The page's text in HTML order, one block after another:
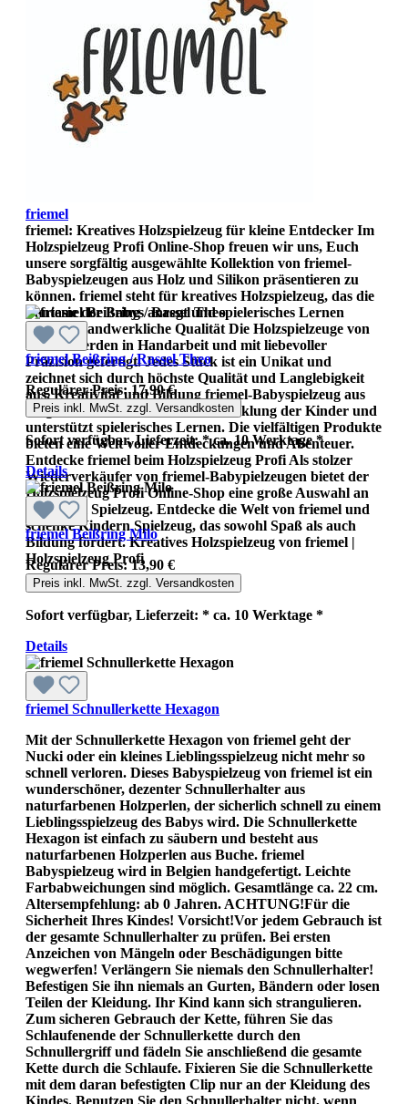
friemel
friemel: Kreatives Holzspielzeug für kleine Entdecker Im
Holzspielzeug Profi Online-Shop freuen wir uns, Euch
unsere sorgfältig ausgewählte Kollektion von friemel-
Babyspielzeugen aus Holz und Silikon präsentieren zu
können. friemel steht für kreatives Holzspielzeug, das die
Fantasie der Babys anregt und spielerisches Lernen
fördert. Handwerkliche Qualität Die Holzspielzeuge von
friemel werden in Handarbeit und mit liebevoller
Präzision gefertigt. Jedes Stück ist ein Unikat und
zeichnet sich durch höchste Qualität und Langlebigkeit
aus. Kreativität und Bildung friemel-Babyspielzeug aus
Belgien fördert die kreative Entwicklung der Kinder und
unterstützt spielerisches Lernen. Die vielfältigen Produkte
bieten eine Welt voller Entdeckungen und Abenteuer.
Entdecke friemel beim Holzspielzeug Profi Als stolzer
Wiederverkäufer von friemel-Babypielzeugen bietet der
Holzspielzeug Profi Online-Shop eine große Auswahl an
kreativem Spielzeug. Entdecke die Welt von friemel und
schenke Kindern Spielzeug, das sowohl Spaß als auch
Bildung fördert. Kreatives Holzspielzeug von friemel |
Holzspielzeug Profi
friemel Beißring / Rassel Theo
Regulärer Preis:17,90 €
Preis inkl. MwSt. zzgl. Versandkosten
Sofort verfügbar, Lieferzeit: * ca. 10 Werktage *
Details
friemel Beißring Milo
Regulärer Preis:13,90 €
Preis inkl. MwSt. zzgl. Versandkosten
Sofort verfügbar, Lieferzeit: * ca. 10 Werktage *
Details
friemel Schnullerkette Hexagon
Mit der Schnullerkette Hexagon von friemel geht der
Nucki oder ein kleines Lieblingsspielzeug nicht mehr so
schnell verloren. Dieses Babyspielzeug von friemel ist ein
wunderschöner, dezenter Schnullerhalter aus
naturfarbenen Holzperlen, der sicherlich schnell zu einem
Lieblingsspielzeug des Babys wird. Die Schnullerkette
Hexagon ist einfach zu säubern und besteht aus
naturfarbenen Holzperlen aus Buche. friemel
Babyspielzeug wird in Belgien handgefertigt. Leichte
Farbabweichungen sind möglich. Gesamtlänge ca. 22 cm.
Altersempfehlung: ab 0 Jahren. ACHTUNG!Für die
Sicherheit Ihres Kindes! Vorsicht!Vor jedem Gebrauch ist
der gesamte Schnullerhalter zu prüfen. Bei ersten
Anzeichen von Mängeln oder Beschädigungen bitte
wegwerfen! Verlängern Sie niemals den Schnullerhalter!
Befestigen Sie ihn niemals an Gurten, Bändern oder losen
Teilen der Kleidung. Ihr Kind kann sich strangulieren.
Zum sicheren Gebrauch der Kette, führen Sie das
Schlaufenende der Schnullerkette durch den
Schnullergriff und fädeln Sie anschließend die gesamte
Kette durch die Schlaufe. Fixieren Sie die Schnullerkette
mit dem daran befestigten Clip nur an der Kleidung des
Kindes. Benutzen Sie den Schnullerhalter nicht, wenn